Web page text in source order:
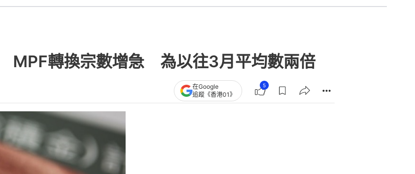
MPF轉換宗數增急 為以往3月平均數兩倍
在Google
追蹤《香港01》
5